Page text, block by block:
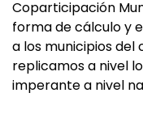
Coparticipación
forma de cálculo y
a los municipios del
replicamos a nivel
imperante a nivel